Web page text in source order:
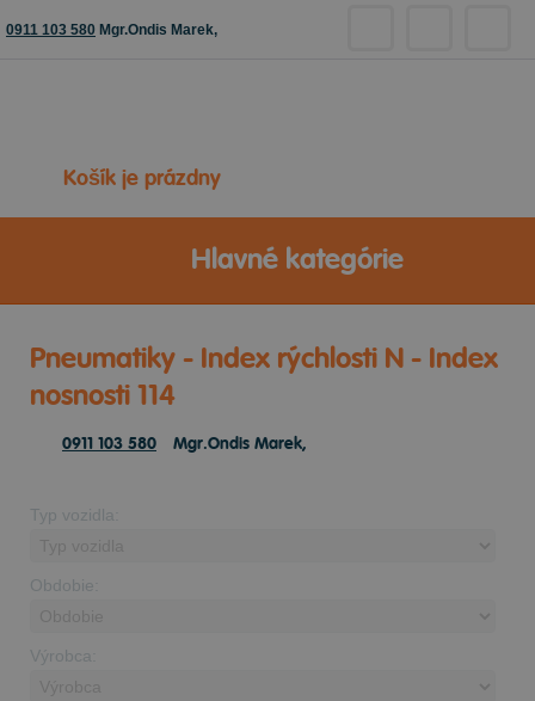
0911 103 580 Mgr.Ondis Marek,
Košík je prázdny
Hlavné kategórie
Pneumatiky - Index rýchlosti N - Index
nosnosti 114
0911 103 580 Mgr.Ondis Marek,
Typ vozidla:
Obdobie:
Výrobca: